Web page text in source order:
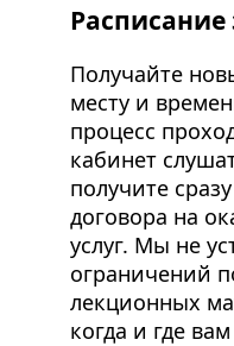
Получайте
месту и
процесс
кабинет
получите
договора на
услуг. Мы не
ограничений
лекционных
когда и где